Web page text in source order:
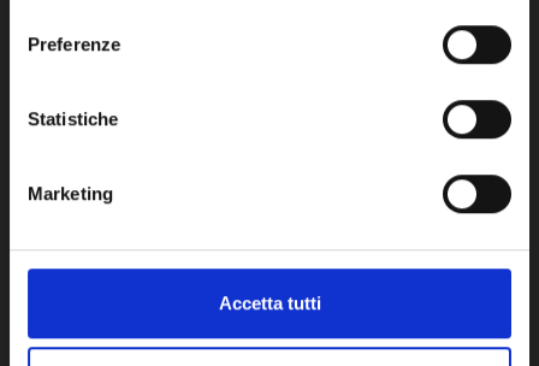
Preferenze
Statistiche
Marketing
Accetta tutti